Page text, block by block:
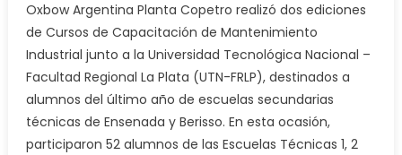
Oxbow Argentina Planta Copetro realizó dos ediciones
de Cursos de Capacitación de Mantenimiento
Industrial junto a la Universidad Tecnológica Nacional –
Facultad Regional La Plata (UTN-FRLP), destinados a
alumnos del último año de escuelas secundarias
técnicas de Ensenada y Berisso. En esta ocasión,
participaron 52 alumnos de las Escuelas Técnicas 1, 2